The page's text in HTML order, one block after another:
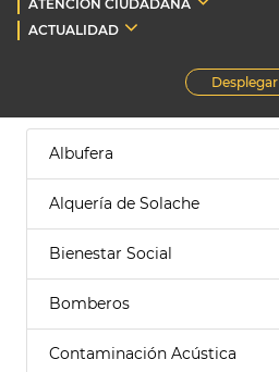
ATENCIÓN CIUDADANA
ACTUALIDAD
Desplegar
Albufera
Alquería de Solache
Bienestar Social
Bomberos
Contaminación Acústica